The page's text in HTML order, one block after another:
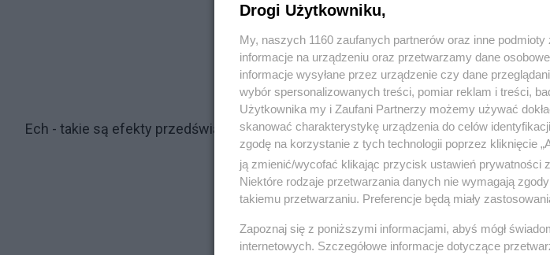
Ech - takie są efekty przedświątecznego przegrzebywania archiwum...
Drogi Użytkowniku,
My, naszych 1160 zaufanych partnerów oraz inne
informacje na urządzeniu oraz przetwarzamy dane
informacje wysyłane przez urządzenie czy dane
wybór spersonalizowanych treści, pomiar reklam i treści,
Użytkownika my i Zaufani Partnerzy możemy używać
skanować charakterystykę urządzenia do celów
zgodę na korzystanie z tych technologii poprzez kliknięcie
ją zmienić/wycofać klikając przycisk ustawień prywatności
Niektóre rodzaje przetwarzania danych nie wymagają
takiemu przetwarzaniu. Preferencje będą miały
Zapoznaj się z poniższymi informacjami, abyś mógł
internetowych. Szczegółowe informacje dotyczące